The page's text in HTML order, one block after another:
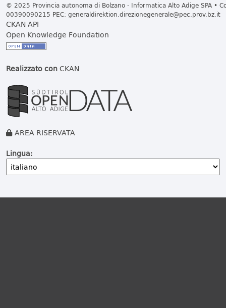
© 2025 Provincia autonoma di Bolzano - Informatica Alto Adige SPA •
00390090215 PEC: generaldirektion.direzionegenerale@pec.prov.bz.it
CKAN API
Open Knowledge Foundation
Realizzato conCKAN
AREA RISERVATA
Lingua